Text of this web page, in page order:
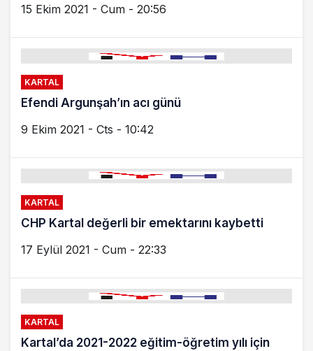
15 Ekim 2021 - Cum - 20:56
KARTAL
Efendi Argunşah’ın acı günü
9 Ekim 2021 - Cts - 10:42
KARTAL
CHP Kartal değerli bir emektarını kaybetti
17 Eylül 2021 - Cum - 22:33
KARTAL
Kartal’da 2021-2022 eğitim-öğretim yılı için